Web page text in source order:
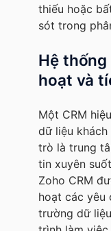
thiếu hoặc
sót trong
Hệ thống
hoạt và
Một CRM
dữ liệu
trò là trung
tin xuyên
Zoho CRM
hoạt các yêu
trường dữ